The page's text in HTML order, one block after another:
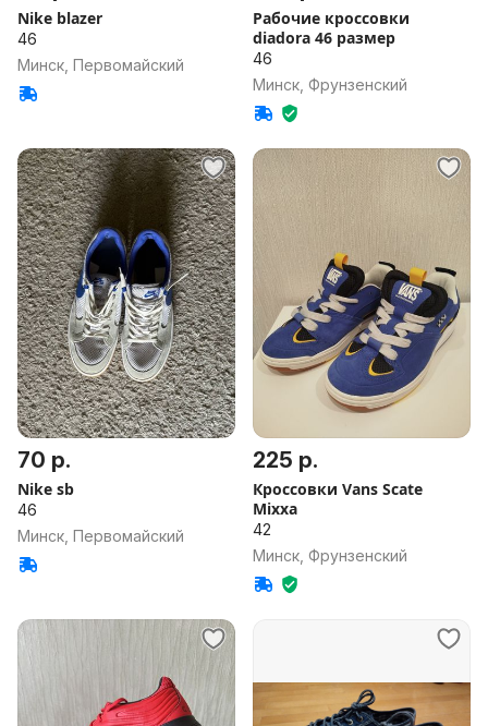
Nike blazer
46
Минск, Первомайский
Рабочие кроссовки
diadora 46 размер
46
Минск, Фрунзенский
70 р.
Nike sb
46
Минск, Первомайский
225 р.
Кроссовки Vans Scate
Mixxa
42
Минск, Фрунзенский